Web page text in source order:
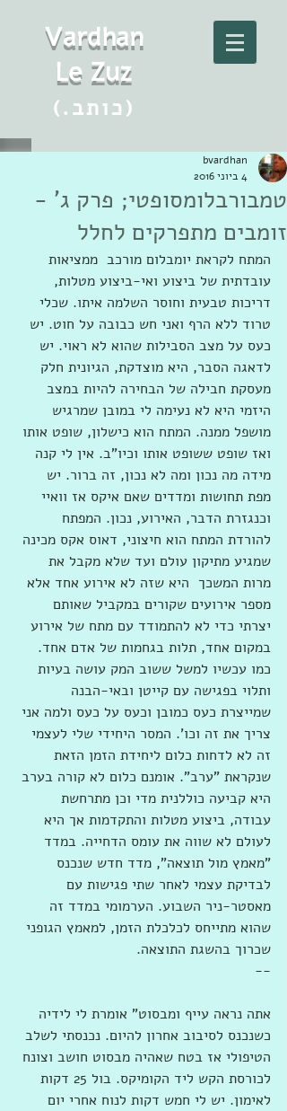
Vardhan
Le Zuz
(.כותב)
טמבורבלומסופטי‬; פרק ג' -
זומבים מתפרקים לחלל
bvardhan
4 ביוני 2016
המתח לקראת יומבלום מורכב  ממציאות
עובדתית של ביצוע ואי-ביצוע מטלות,
דריכות טבעית וחוסר השלמה איתו. שכלי
טרוד ללא הרף ואני חש כבובה על חוט. יש
כעס על מצב הסבילות שהוא לא ראוי. יש
לדאגה הסבר, היא מוצדקת, הגיונית חלק
מעסקת חבילה של הבחירה להיות במצב
היזמי היא לא נעימה לי במובן שמרגיש
מושפל ממנה. המתח הוא כישלון, שופט אותו
ואז שופט ששופט אותו וכיו"ב. אין לי קנה
מידה מה נכון ומה לא נכון, זה ברור. יש
מפת תחושות ומדדים שאם איקס אז וואיי
וכנגזרת הדבר, האירוע, נכון. המפתח
להורדת המתח הוא חיצוני, דאוס אקס מכינה
שמגיע מתיקון עולם ועד שלא מקבל את
מרות המשכך  היא שזה לא אירוע אחד אלא
מספר אירועים שקורים במקביל שאותם
יצרתי כדי לא להתמודד עם מתח של אירוע
במקום אחד, תלות בגחמות של אדם אחד.
כמו עכשיו למשל ששוב המק עושה בעיות
ותלוי בפגישה עם קייטן ובאי-הבנה
שמייצרת כעס כמובן וכעס על כעס ולמה אני
צריך את זה וכו'. המסר היחידי שלי לעצמי
זה לא לדחות כלום ליחידת הזמן הזאת
שנקראת "ערב". אומנם כלום לא קורה בערב
היא קביעה כוללנית מדי וכן מתרחשת
עבודה, ביצוע מטלות והתקדמות אך היא
לעולם לא שווה את עומס הדחייה. במדד
"מאמץ מול תוצאה", מדד חדש שנכנס
לבדיקת עצמי לאחר שתי פגישות עם
מאסטר-ניר השבוע. הערמומי במדד זה
שהוא מתייחס לכלכלת הזמן, למאמץ הגופני
שכרוך בהשגת התוצאה.
--
אתה נראה עייף ומבסוט" אומרת לי לידיה
כשנכנס לסיבוב אחרון להיום. נכנסתי לשלב
הטיפולי אז בטח שאהיה מבסוט חושב וצונח
לכורסת הקש ליד הקומיקס. בול 25 דקות
לאימון. יש לי חמש דקות לנוח אחרי יום